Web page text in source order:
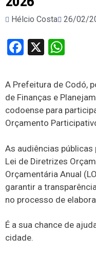
Hélcio Costa 26/02/
Facebook
X
A Prefeitura de Codó,
de Finanças e
codoense para
Orçamento
As audiências públicas
Lei de Diretrizes
Orçamentária Anual
garantir a
no processo de
É a sua chance de
cidade.